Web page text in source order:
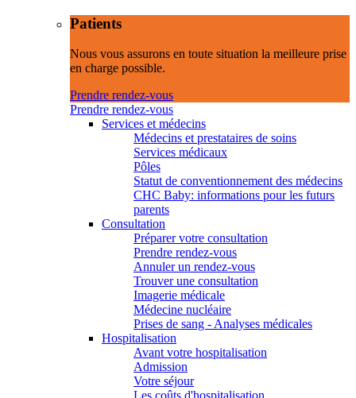
Patients
Nous vous assurons en toute situation la meilleure prise
en charge possible.
Prendre rendez-vous
Prendre rendez-vous
Services et médecins
Médecins et prestataires de soins
Services médicaux
Pôles
Statut de conventionnement des médecins
CHC Baby: informations pour les futurs
parents
Consultation
Préparer votre consultation
Prendre rendez-vous
Annuler un rendez-vous
Trouver une consultation
Imagerie médicale
Médecine nucléaire
Prises de sang - Analyses médicales
Hospitalisation
Avant votre hospitalisation
Admission
Votre séjour